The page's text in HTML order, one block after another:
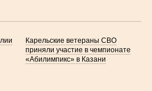
Карельские ветераны СВО
приняли участие в чемпионате
«Абилимпикс» в Казани